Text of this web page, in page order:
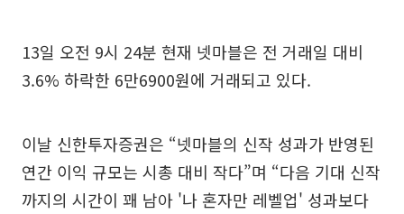
13일 오전 9시 24분 현재 넷마블은 전 거래일 대비
3.6% 하락한 6만6900원에 거래되고 있다.
이날 신한투자증권은 “넷마블의 신작 성과가 반영된
연간 이익 규모는 시총 대비 작다”며 “다음 기대 신작
까지의 시간이 꽤 남아 '나 혼자만 레벨업' 성과보다